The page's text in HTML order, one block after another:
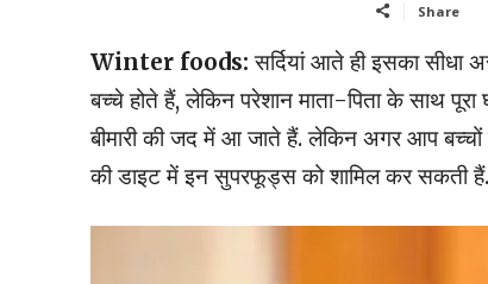
Share
Winter foods: सर्दियां आते ही इसका सीधा
बच्चे होते हैं, लेकिन परेशान माता-पिता के साथ पूरा
बीमारी की जद में आ जाते हैं. लेकिन अगर आप
की डाइट में इन सुपरफूड्स को शामिल कर सकती हैं.